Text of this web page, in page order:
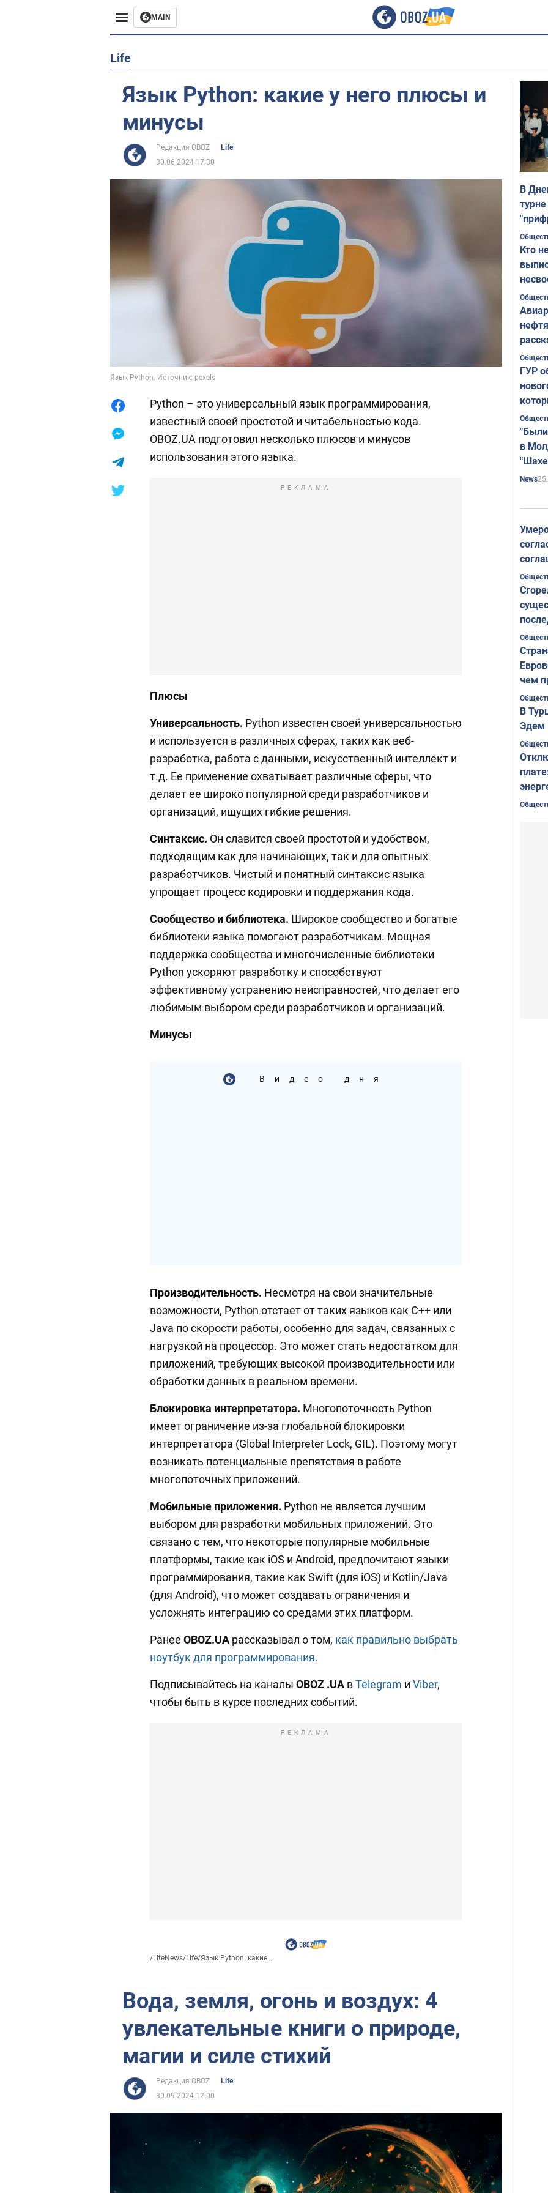
MAIN
Европа
Африка
Лайфхаки
Life
Язык Python: какие у него плюсы и
минусы
Редакция OBOZ
Life
30.06.2024 17:30
Язык Python. Источник: pexels
Python – это универсальный язык программирования,
известный своей простотой и читабельностью кода.
OBOZ.UA подготовил несколько плюсов и минусов
использования этого языка.
РЕКЛАМА
Плюсы
Универсальность. Python известен своей универсальностью
и используется в различных сферах, таких как веб-
разработка, работа с данными, искусственный интеллект и
т.д. Ее применение охватывает различные сферы, что
делает ее широко популярной среди разработчиков и
организаций, ищущих гибкие решения.
Синтаксис. Он славится своей простотой и удобством,
подходящим как для начинающих, так и для опытных
разработчиков. Чистый и понятный синтаксис языка
упрощает процесс кодировки и поддержания кода.
Сообщество и библиотека. Широкое сообщество и богатые
библиотеки языка помогают разработчикам. Мощная
поддержка сообщества и многочисленные библиотеки
Python ускоряют разработку и способствуют
эффективному устранению неисправностей, что делает его
любимым выбором среди разработчиков и организаций.
Минусы
Видео дня
Производительность. Несмотря на свои значительные
возможности, Python отстает от таких языков как C++ или
Java по скорости работы, особенно для задач, связанных с
нагрузкой на процессор. Это может стать недостатком для
приложений, требующих высокой производительности или
обработки данных в реальном времени.
Блокировка интерпретатора. Многопоточность Python
имеет ограничение из-за глобальной блокировки
интерпретатора (Global Interpreter Lock, GIL). Поэтому могут
возникать потенциальные препятствия в работе
многопоточных приложений.
Мобильные приложения. Python не является лучшим
выбором для разработки мобильных приложений. Это
связано с тем, что некоторые популярные мобильные
платформы, такие как iOS и Android, предпочитают языки
программирования, такие как Swift (для iOS) и Kotlin/Java
(для Android), что может создавать ограничения и
усложнять интеграцию со средами этих платформ.
Ранее OBOZ.UA рассказывал о том, как правильно выбрать
ноутбук для программирования.
Подписывайтесь на каналы OBOZ .UA вTelegram и Viber,
чтобы быть в курсе последних событий.
РЕКЛАМА
/LiteNews/Life/Язык Python: какие...
Вода, земля, огонь и воздух: 4
увлекательные книги о природе,
магии и силе стихий
Редакция OBOZ
Life
30.09.2024 12:00
В
Кто
ГУР
в
News
чем
В
Эдем